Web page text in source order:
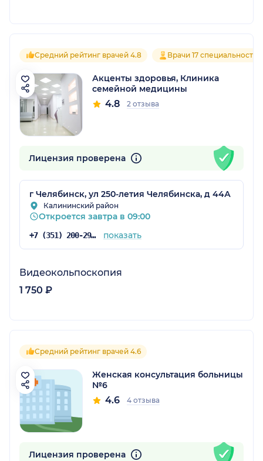
Средний рейтинг врачей 4.8 Врачи 17 специальностей
Акценты здоровья, Клиника
семейной медицины
4.8 2 отзыва
Лицензия проверена
г Челябинск, ул 250-летия Челябинска, д 44А
Калининский район
Откроется завтра в 09:00
+7 (351) 200-29-93 показать
Видеокольпоскопия
1 750 ₽
Средний рейтинг врачей 4.6
Женская консультация больницы
№6
4.6 4 отзыва
Лицензия проверена